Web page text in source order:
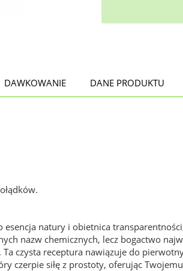
DAWKOWANIE DANE PRODUKTU
esencja natury i obietnica
nazw chemicznych, lecz bogactwo
czysta receptura nawiązuje do
czerpie siłę z prostoty, oferując